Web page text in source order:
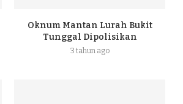
Oknum Mantan Lurah Bukit
Tunggal Dipolisikan
3 tahun ago